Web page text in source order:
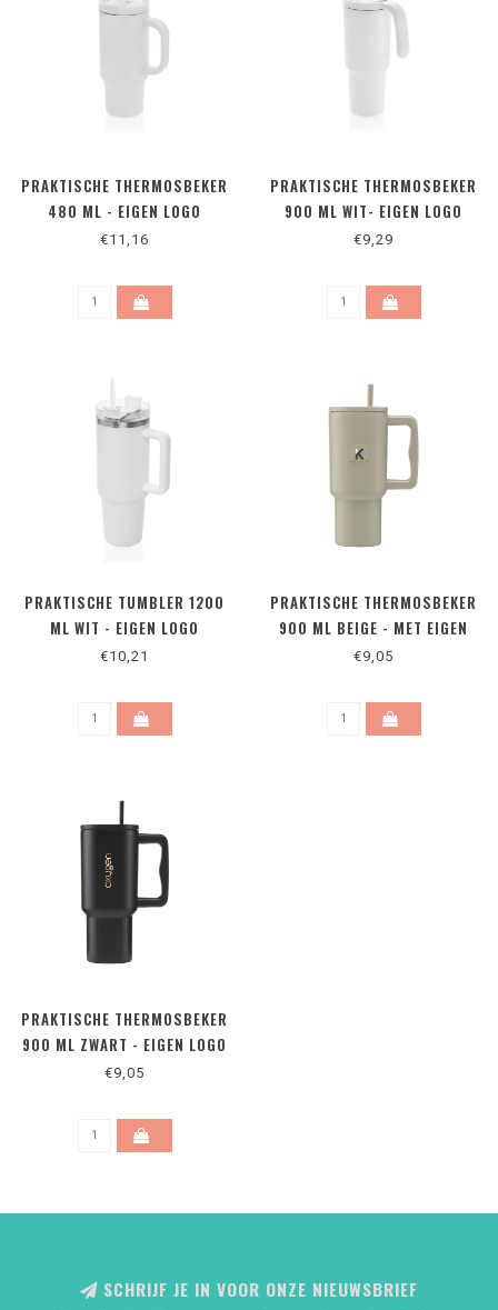
PRAKTISCHE THERMOSBEKER
480 ML - EIGEN LOGO
€11,16
PRAKTISCHE THERMOSBEKER
900 ML WIT- EIGEN LOGO
€9,29
PRAKTISCHE TUMBLER 1200
ML WIT - EIGEN LOGO
€10,21
PRAKTISCHE THERMOSBEKER
900 ML BEIGE - MET EIGEN
LOGO MOGELIJK
€9,05
PRAKTISCHE THERMOSBEKER
900 ML ZWART - EIGEN LOGO
€9,05
SCHRIJF JE IN VOOR ONZE NIEUWSBRIEF